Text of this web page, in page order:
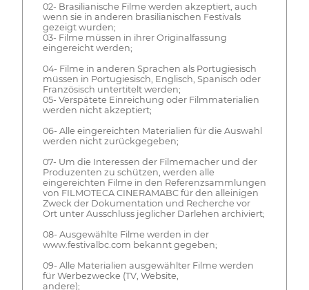
02- Brasilianische Filme werden akzeptiert, auch
wenn sie in anderen brasilianischen Festivals
gezeigt wurden;
03- Filme müssen in ihrer Originalfassung
eingereicht werden;
04- Filme in anderen Sprachen als Portugiesisch
müssen in Portugiesisch, Englisch, Spanisch oder
Französisch untertitelt werden;
05- Verspätete Einreichung oder Filmmaterialien
werden nicht akzeptiert;
06- Alle eingereichten Materialien für die Auswahl
werden nicht zurückgegeben;
07- Um die Interessen der Filmemacher und der
Produzenten zu schützen, werden alle
eingereichten Filme in den Referenzsammlungen
von FILMOTECA CINERAMABC für den alleinigen
Zweck der Dokumentation und Recherche vor
Ort unter Ausschluss jeglicher Darlehen archiviert;
08- Ausgewählte Filme werden in der
www.festivalbc.com bekannt gegeben;
09- Alle Materialien ausgewählter Filme werden
für Werbezwecke (TV, Website,
andere);